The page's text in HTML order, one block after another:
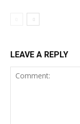
LEAVE A REPLY